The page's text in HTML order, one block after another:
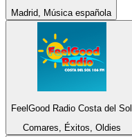
Madrid, Música española
FeelGood Radio Costa del Sol
Comares, Éxitos, Oldies